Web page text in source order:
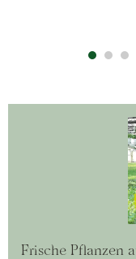
Frische Pflanzen